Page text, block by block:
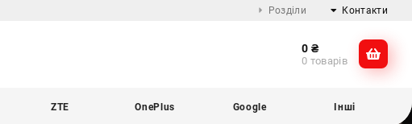
Розділи Контакти
@dikocase
0 ₴
0 товарів
ZTE OnePlus Google Інші